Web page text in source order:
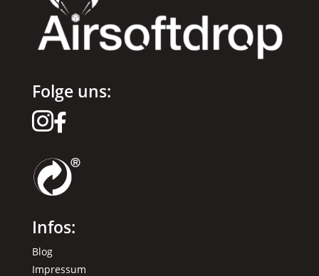
Folge uns:

Infos:
Blog
Impressum